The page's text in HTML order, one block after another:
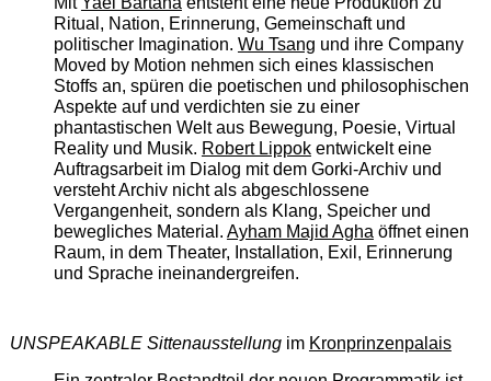
Ritual, Nation, Erinnerung, Gemeinschaft und
politischer Imagination. Wu Tsang und ihre Company
Moved by Motion nehmen sich eines klassischen
Stoffs an, spüren die poetischen und philosophischen
Aspekte auf und verdichten sie zu einer
phantastischen Welt aus Bewegung, Poesie, Virtual
Reality und Musik. Robert Lippokentwickelt eine
Auftragsarbeit im Dialog mit dem Gorki-Archiv und
versteht Archiv nicht als abgeschlossene
Vergangenheit, sondern als Klang, Speicher und
bewegliches Material. Ayham Majid Aghaöffnet einen
Raum, in dem Theater, Installation, Exil, Erinnerung
und Sprache ineinandergreifen.
UNSPEAKABLE Sittenausstellungim Kronprinzenpalais